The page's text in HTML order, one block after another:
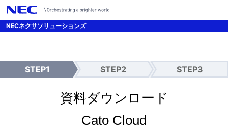
/*UTMパラメーター引継ぎ設定 */
NECネクサソリューションズ
STEP1
入
STEP2
確
STEP3
送
完
了
資料ダウンロード
Cato Cloud